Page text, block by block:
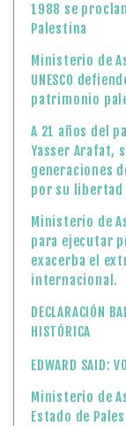
1988 se
Palestina
Ministerio de
UNESCO
patrimonio
A 21 años del
Yasser Arafat,
generaciones
por su libertad
Ministerio de
para ejecutar
exacerba el
internacional.
DECLARACIÓN
HISTÓRICA
EDWARD SAID:
Ministerio de
Estado de